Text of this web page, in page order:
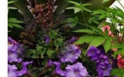
Kanadyjski aktywista
szczytnym celem: pozbyć
Nawet, jeśli w ojczyźnie
całkowicie legalny i również
kręgi, to nadal na jej temat
negatywnej propagandy.